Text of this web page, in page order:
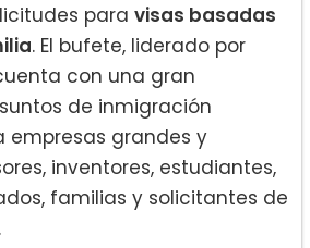
para visas basadas
. El bufete, liderado por
con una gran
de inmigración
empresas grandes y
inventores, estudiantes,
familias y solicitantes de